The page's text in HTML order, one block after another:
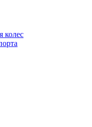
колес